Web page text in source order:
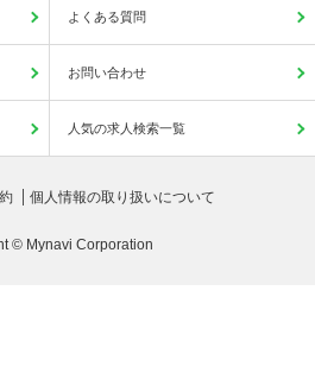
よくある質問
お問い合わせ
人気の求人検索一覧
個人情報の取り扱いについて
© Mynavi Corporation